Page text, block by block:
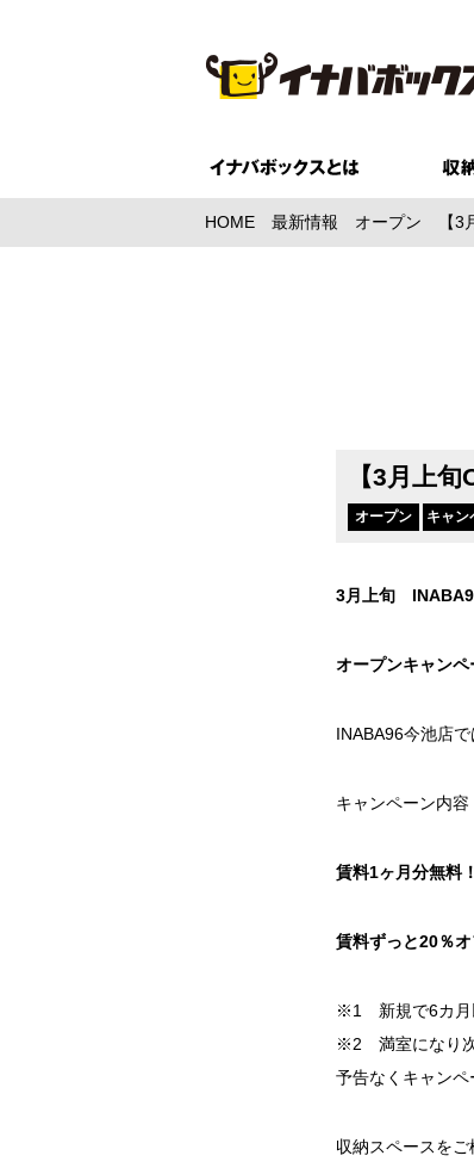
HOME 最新情報 オープン 【
【3月上
オープン キャン
3月上旬
オープンキャンペ
INABA96今池店
キャンペーン内容
賃料1ヶ月分無料
賃料ずっと20％
※1 新規で6カ月
※2 満室になり
予告なくキャンペ
収納スペースをご